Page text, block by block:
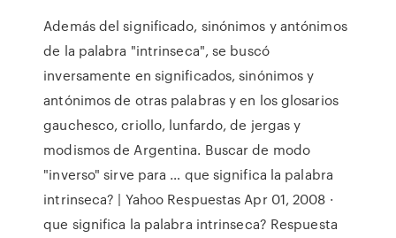
Además del significado, sinónimos y antónimos
de la palabra "intrinseca", se buscó
inversamente en significados, sinónimos y
antónimos de otras palabras y en los glosarios
gauchesco, criollo, lunfardo, de jergas y
modismos de Argentina. Buscar de modo
"inverso" sirve para … que significa la palabra
intrinseca? | Yahoo Respuestas Apr 01, 2008 ·
que significa la palabra intrinseca? Respuesta